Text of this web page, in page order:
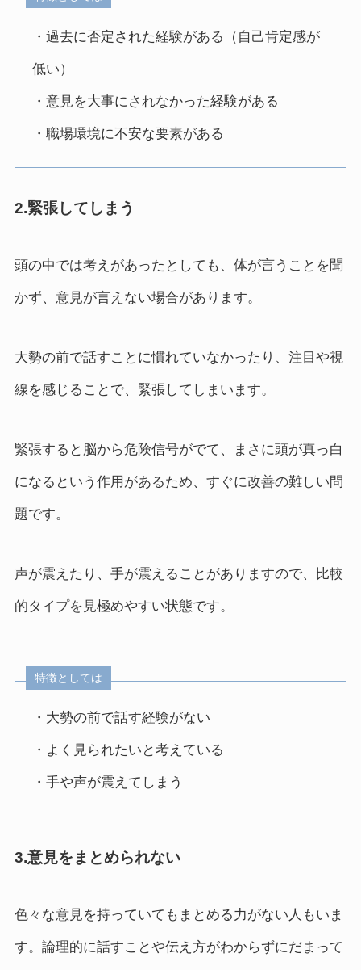
・過去に否定された経験がある（自己肯定感が
低い）
・意見を大事にされなかった経験がある
・職場環境に不安な要素がある
2.緊張してしまう
頭の中では考えがあったとしても、体が言うことを聞
かず、意見が言えない場合があります。
大勢の前で話すことに慣れていなかったり、注目や視
線を感じることで、緊張してしまいます。
緊張すると脳から危険信号がでて、まさに頭が真っ白
になるという作用があるため、すぐに改善の難しい問
題です。
声が震えたり、手が震えることがありますので、比較
的タイプを見極めやすい状態です。
特徴としては
・大勢の前で話す経験がない
・よく見られたいと考えている
・手や声が震えてしまう
3.意見をまとめられない
色々な意見を持っていてもまとめる力がない人もいま
す。論理的に話すことや伝え方がわからずにだまって